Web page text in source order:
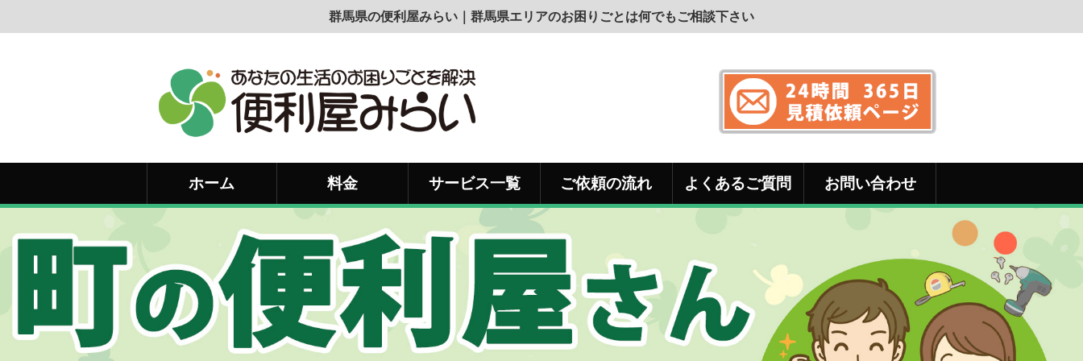
群馬県の便利屋みらい｜群馬県エリアのお困りごとは何でもご相談下さい
ホーム 料金 サービス一覧 ご依頼の流れ よくあるご質問 お問い合わせ